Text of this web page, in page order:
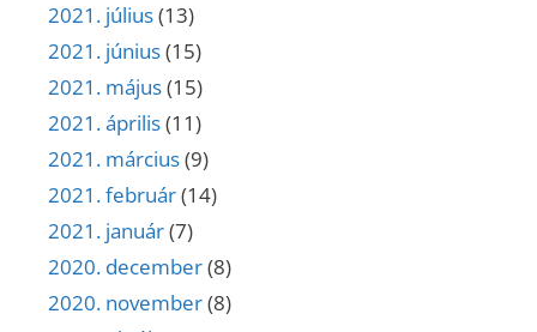
2021. július(13)
2021. június(15)
2021. május(15)
2021. április(11)
2021. március(9)
2021. február(14)
2021. január(7)
2020. december(8)
2020. november(8)